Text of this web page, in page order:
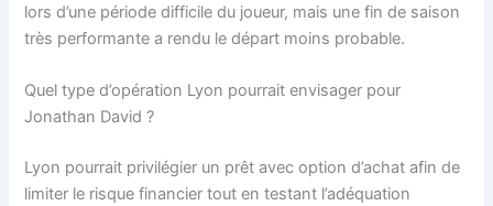
lors d’une période difficile du joueur, mais une fin de saison
très performante a rendu le départ moins probable.
Quel type d’opération Lyon pourrait envisager pour
Jonathan David ?
Lyon pourrait privilégier un prêt avec option d’achat afin de
limiter le risque financier tout en testant l’adéquation